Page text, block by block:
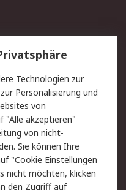
Technologien zur
Personalisierung und
von
"Alle akzeptieren"
von nicht-
Sie können Ihre
"Cookie Einstellungen
nicht möchten, klicken
den Zugriff auf